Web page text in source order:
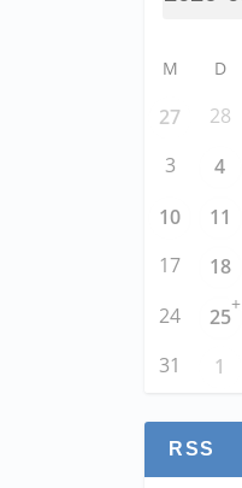
M D
27 28
3
4
10
11
17
18
24
25
+
31
1
RSS